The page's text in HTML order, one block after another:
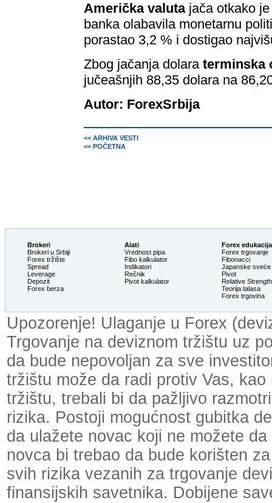
Američka valutajača otkako je
banka olabavila monetarnu
porastao 3,2 % i dostigao
Zbog jačanja dolara terminska
jučeašnjih 88,35 dolara na
Autor: ForexSrbija
<< ARHIVA VESTI
<< POČETNA
Brokeri
Brokeri u Srbiji
Forex tržište
Spread
Leverage
Depozit
Forex berza
Alati
Vrednost pipa
Fibo kalkulator
Indikatori
Rečnik
Pivot kalkulator
Forex edukacija
Forex trgovanje
Fibonacci
Japanske sveće
Pivot
Relative
Teorija talasa
Forex trgovina
Upozorenje! Ulaganje u Forex
Trgovanje na deviznom tržištu uz
da bude nepovoljan za sve
tržištu može da radi protiv Vas,
tržištu, trebali bi da pažljivo
rizika. Postoji mogućnost gubitka
da ulažete novac koji ne možete
novca bi trebao da bude korišten
svih rizika vezanih za trgovanje
finansijskih savetnika. Dobijene